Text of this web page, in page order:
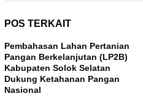
POS TERKAIT
Pembahasan Lahan Pertanian
Pangan Berkelanjutan (LP2B)
Kabupaten Solok Selatan
Dukung Ketahanan Pangan
Nasional